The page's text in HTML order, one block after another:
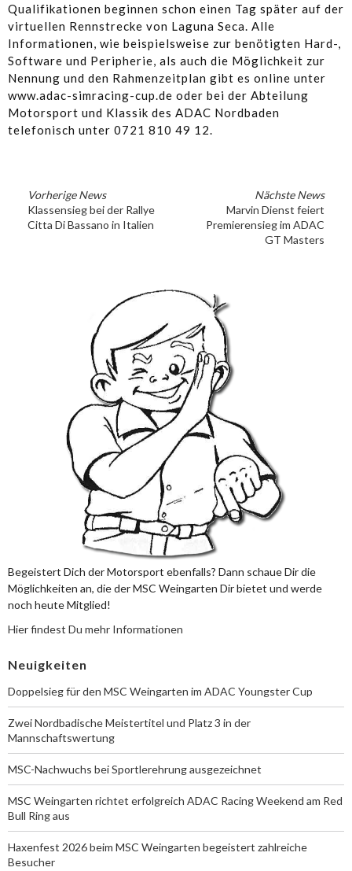
Qualifikationen beginnen schon einen Tag später auf der
virtuellen Rennstrecke von Laguna Seca. Alle
Informationen, wie beispielsweise zur benötigten Hard-,
Software und Peripherie, als auch die Möglichkeit zur
Nennung und den Rahmenzeitplan gibt es online unter
www.adac-simracing-cup.de oder bei der Abteilung
Motorsport und Klassik des ADAC Nordbaden
telefonisch unter 0721 810 49 12.
Vorherige News
Klassensieg bei der Rallye
Citta Di Bassano in Italien
Nächste News
Marvin Dienst feiert
Premierensieg im ADAC
GT Masters
Begeistert Dich der Motorsport ebenfalls? Dann schaue Dir die
Möglichkeiten an, die der MSC Weingarten Dir bietet und werde
noch heute Mitglied!
Hier findest Du mehr Informationen
Neuigkeiten
Doppelsieg für den MSC Weingarten im ADAC Youngster Cup
Zwei Nordbadische Meistertitel und Platz 3 in der
Mannschaftswertung
MSC-Nachwuchs bei Sportlerehrung ausgezeichnet
MSC Weingarten richtet erfolgreich ADAC Racing Weekend am Red
Bull Ring aus
Haxenfest 2026 beim MSC Weingarten begeistert zahlreiche
Besucher